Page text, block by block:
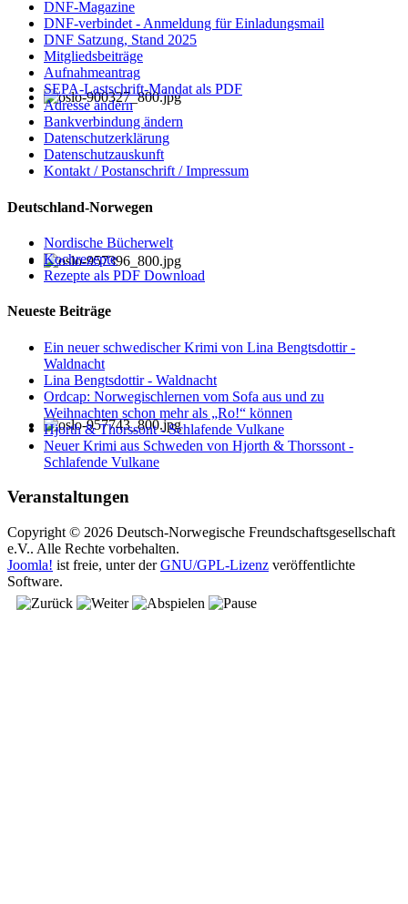
DNF-Magazine
DNF-verbindet - Anmeldung für Einladungsmail
DNF Satzung, Stand 2025
Mitgliedsbeiträge
Aufnahmeantrag
SEPA-Lastschrift-Mandat als PDF
Adresse ändern
Bankverbindung ändern
Datenschutzerklärung
Datenschutzauskunft
Kontakt / Postanschrift / Impressum
Deutschland-Norwegen
Nordische Bücherwelt
Kochrezepte
Rezepte als PDF Download
Neueste Beiträge
Ein neuer schwedischer Krimi von Lina Bengtsdottir -
Waldnacht
Lina Bengtsdottir - Waldnacht
Ordcap: Norwegischlernen vom Sofa aus und zu
Weihnachten schon mehr als „Ro!“ können
Hjorth & Thorssont - Schlafende Vulkane
Neuer Krimi aus Schweden von Hjorth & Thorssont -
Schlafende Vulkane
Veranstaltungen
Copyright © 2026 Deutsch-Norwegische Freundschaftsgesellschaft
e.V.. Alle Rechte vorbehalten.
Joomla! ist freie, unter derGNU/GPL-Lizenz veröffentlichte
Software.